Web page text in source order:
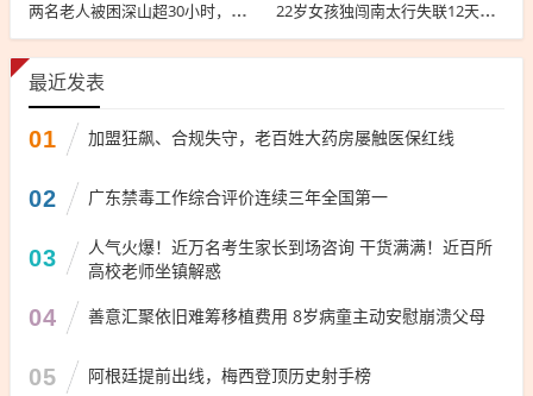
两名老人被困深山超30小时，因迷信“山中听到有人呼喊名字不能应答”，多次与搜救队伍反向行走 22岁女孩独闯南太行失联12天，几十人轮番搜寻未果，恐凶多吉少
最近发表
01 加盟狂飙、合规失守，老百姓大药房屡触医保红线
02 广东禁毒工作综合评价连续三年全国第一
03
人气火爆！近万名考生家长到场咨询 干货满满！近百所
高校老师坐镇解惑
04 善意汇聚依旧难筹移植费用 8岁病童主动安慰崩溃父母
05 阿根廷提前出线，梅西登顶历史射手榜